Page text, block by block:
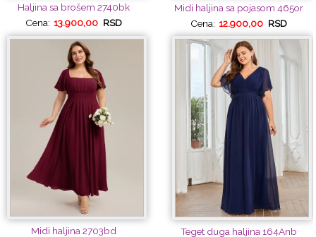
Haljina sa brošem 2740bk
Cena: 13.900,00 RSD
Midi haljina sa pojasom 465or
Cena: 12.900,00 RSD
Midi haljina 2703bd Teget duga haljina 164Anb